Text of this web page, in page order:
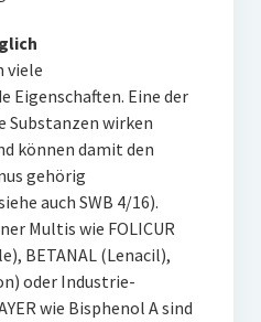
viele
Eigenschaften. Eine der
Substanzen wirken
können damit den
gehörig
auch SWB 4/16).
Multis wie FOLICUR
BETANAL (Lenacil),
oder Industrie-
wie Bisphenol A sind